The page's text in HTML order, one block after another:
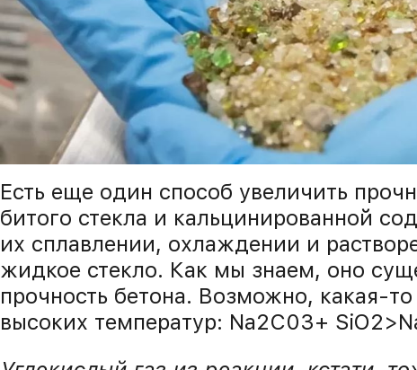
Есть еще один способ увеличить
битого стекла и кальцинированной
их сплавлении, охлаждении и
жидкое стекло. Как мы знаем, оно
прочность бетона. Возможно, какая-
высоких температур: Na2С03+